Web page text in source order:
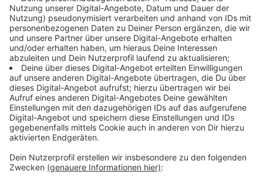
umliegenden Kommunen wie Mönchengladbach,
Nettetal und Schwalmtal. Viele Einpendler zählt auch
Kempen. Tausende Berufstätige fahren tagtäglich
aber auch über die Kreisgrenzen hinaus. Etwa nach
Mönchengladbach, Düsseldorf oder Krefeld. Nach
Krefeld kommen jeden Tag mehr als 60.000 Pendler
aus anderen Kommunen zur Arbeit. Aber nur knapp
50.000 Krefelder pendeln für den Job in eine andere
Stadt oder Gemeinde.